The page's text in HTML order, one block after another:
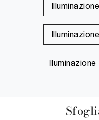
Illuminazione